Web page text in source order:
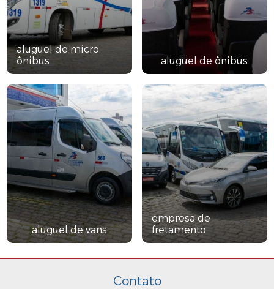
aluguel de micro
ônibus
aluguel de ônibus
aluguel de vans
empresa de
fretamento
Contato